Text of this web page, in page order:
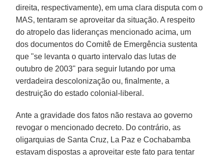
direita, respectivamente), em uma clara disputa com o
MAS, tentaram se aproveitar da situação. A respeito
do atropelo das lideranças mencionado acima, um
dos documentos do Comitê de Emergência sustenta
que "se levanta o quarto intervalo das lutas de
outubro de 2003" para seguir lutando por uma
verdadeira descolonização ou, finalmente, a
destruição do estado colonial-liberal.
Ante a gravidade dos fatos não restava ao governo
revogar o mencionado decreto. Do contrário, as
oligarquias de Santa Cruz, La Paz e Cochabamba
estavam dispostas a aproveitar este fato para tentar